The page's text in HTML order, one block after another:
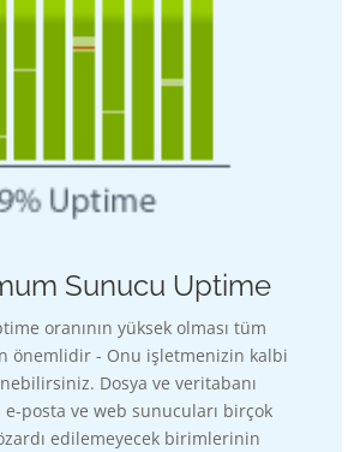
Sunucu Uptime
oranının yüksek olması tüm
önemlidir - Onu işletmenizin kalbi
Dosya ve veritabanı
posta ve web sunucuları birçok
edilemeyecek birimlerinin